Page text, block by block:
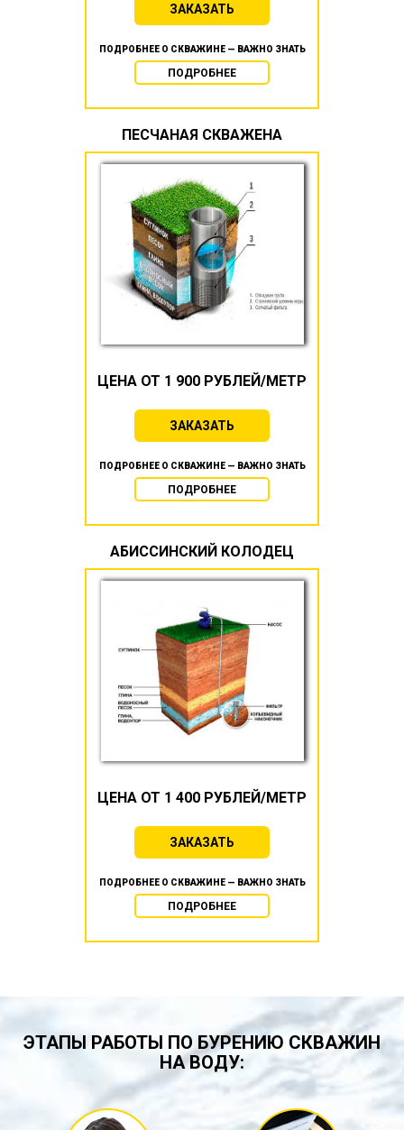
ЗАКАЗАТЬ
ПОДРОБНЕЕ О СКВАЖИНЕ — ВАЖНО ЗНАТЬ
ПОДРОБНЕЕ
ПЕСЧАНАЯ СКВАЖЕНА
ЦЕНА ОТ 1 900 РУБЛЕЙ/МЕТР
ЗАКАЗАТЬ
ПОДРОБНЕЕ О СКВАЖИНЕ — ВАЖНО ЗНАТЬ
ПОДРОБНЕЕ
АБИССИНСКИЙ КОЛОДЕЦ
ЦЕНА ОТ 1 400 РУБЛЕЙ/МЕТР
ЗАКАЗАТЬ
ПОДРОБНЕЕ О СКВАЖИНЕ — ВАЖНО ЗНАТЬ
ПОДРОБНЕЕ
ЭТАПЫ РАБОТЫ ПО БУРЕНИЮ СКВАЖИН
НА ВОДУ: